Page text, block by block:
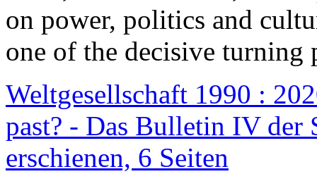
on power, politics and
one of the decisive turning
Weltgesellschaft 1990 :
past? - Das Bulletin IV der
erschienen, 6 Seiten